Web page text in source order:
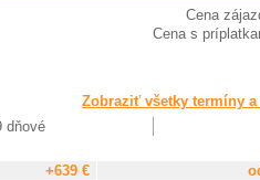
Cena
Cena s
Zobraziť všetky termíny
dňové
+639 €